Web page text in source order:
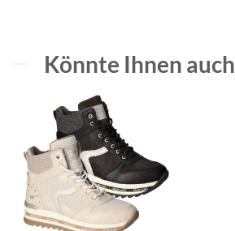
Könnte Ihnen auch